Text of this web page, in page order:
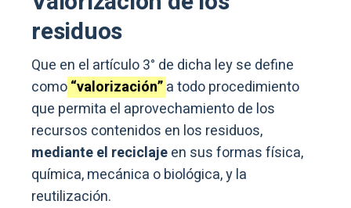
residuos
Que en el artículo 3° de dicha ley se define
como“valorización”a todo procedimiento
que permita el aprovechamiento de los
recursos contenidos en los residuos,
mediante el reciclajeen sus formas física,
química, mecánica o biológica, y la
reutilización.